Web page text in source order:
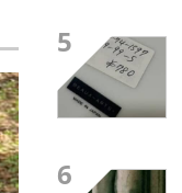
5
6